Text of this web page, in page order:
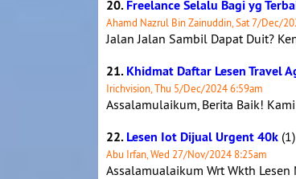
20.Freelance Selalu Bagi yg
Ahamd Nazrul Bin Zainuddin, Sat 7/Dec/
Jalan Jalan Sambil Dapat Duit?
21.Khidmat Daftar Lesen Travel
Irichvision, Thu 5/Dec/2024 6:59am
Assalamulaikum, Berita Baik!
22.Lesen Iot Dijual Urgent 40k (1)
Abu Irfan, Wed 27/Nov/2024 8:25am
Assalamualaikum Wrt Wkth